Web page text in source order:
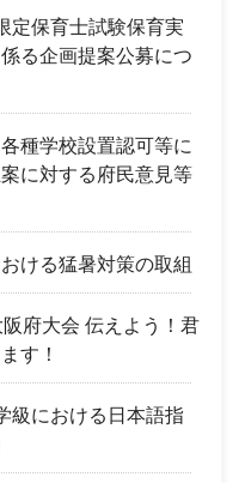
定保育士試験保育実
る企画提案公募につ
種学校設置認可等に
に対する府民意見等
ける猛暑対策の取組
府大会 伝えよう！君
す！
における日本語指